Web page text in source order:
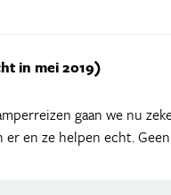
in mei 2019)
gaan we nu
en ze helpen echt.